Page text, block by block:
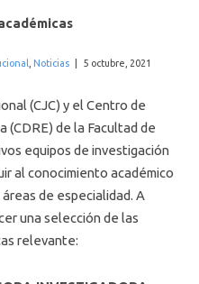
Noticias 5 octubre, 2021
(CJC) y el Centro de
(CDRE) de la Facultad de
equipos de investigación
al conocimiento académico
de especialidad. A
una selección de las
relevante: